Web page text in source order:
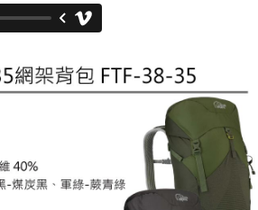
公司提供之「AFTEE先享後付」服務完成之交
內提供個人資料，並將交易相關給付款項請求債
徵得法定代理人或監護人之同意方可使用
經同意申辦者引起之損失，本公司不負相關責
」時，將依據個別帳號之用戶狀況，依本公司即
；若仍有額度不足之情形，本公司將視審查結果
使用他人資訊註冊。若發現惡意使用之情形，
停止該用戶之使用額度並採取法律行動。